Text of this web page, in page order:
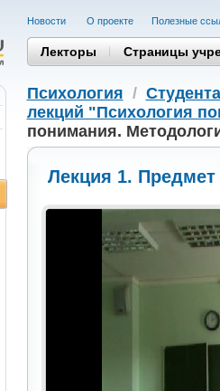
Новости О проекте Полезные
Лекторы Страницы
Психология /
лекций "Психология
понимания.
Лекция 1.